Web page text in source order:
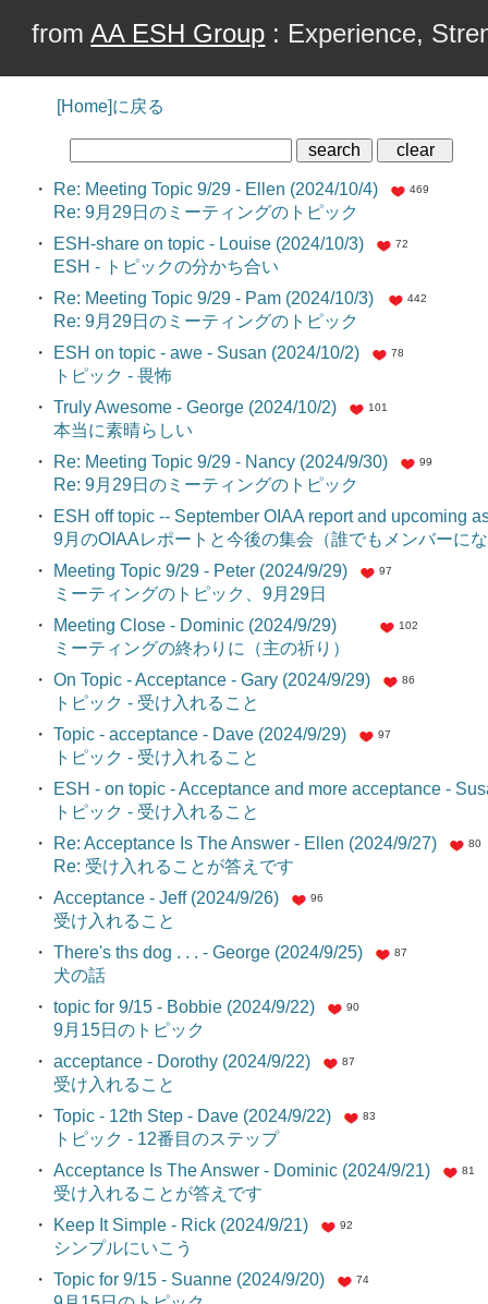
fromAA ESH Group : Experience,
[Home]に戻る
・
Re: Meeting Topic 9/29 - Ellen (2024/10/4)
Re: 9月29日のミーティングのトピック
469
・
ESH-share on topic - Louise (2024/10/3)
ESH - トピックの分かち合い
72
・
Re: Meeting Topic 9/29 - Pam (2024/10/3)
Re: 9月29日のミーティングのトピック
442
・
ESH on topic - awe - Susan (2024/10/2)
トピック - 畏怖
78
・ Truly Awesome - George (2024/10/2)
本当に素晴らしい
101
・
Re: Meeting Topic 9/29 - Nancy (2024/9/30)
Re: 9月29日のミーティングのトピック
99
・
ESH off topic -- September OIAA report and upcoming
9月のOIAAレポートと今後の集会（誰でもメンバー
・
Meeting Topic 9/29 - Peter (2024/9/29)
ミーティングのトピック、9月29日
97
・
Meeting Close - Dominic (2024/9/29)
ミーティングの終わりに（主の祈り）
102
・ On Topic - Acceptance - Gary (2024/9/29)
トピック - 受け入れること
86
・ Topic - acceptance - Dave (2024/9/29)
トピック - 受け入れること
97
・
ESH - on topic - Acceptance and more acceptance -
トピック - 受け入れること
・
Re: Acceptance Is The Answer - Ellen (2024/9/27)
Re: 受け入れることが答えです
80
・ Acceptance - Jeff (2024/9/26)
受け入れること
96
・ There's ths dog . . . - George (2024/9/25)
犬の話
87
・ topic for 9/15 - Bobbie (2024/9/22)
9月15日のトピック
90
・ acceptance - Dorothy (2024/9/22)
受け入れること
87
・ Topic - 12th Step - Dave (2024/9/22)
トピック - 12番目のステップ
83
・ Acceptance Is The Answer - Dominic (2024/9/21)
受け入れることが答えです
81
・
Keep It Simple - Rick (2024/9/21)
シンプルにいこう
92
・ Topic for 9/15 - Suanne (2024/9/20)
74